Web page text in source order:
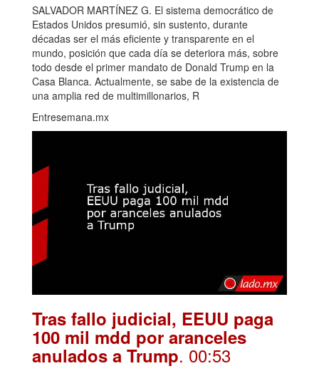
SALVADOR MARTÍNEZ G. El sistema democrático de
Estados Unidos presumió, sin sustento, durante
décadas ser el más eficiente y transparente en el
mundo, posición que cada día se deteriora más, sobre
todo desde el primer mandato de Donald Trump en la
Casa Blanca. Actualmente, se sabe de la existencia de
una amplia red de multimillonarios, R
Entresemana.mx
Tras fallo judicial, EEUU paga
100 mil mdd por aranceles
anulados a Trump. 00:53